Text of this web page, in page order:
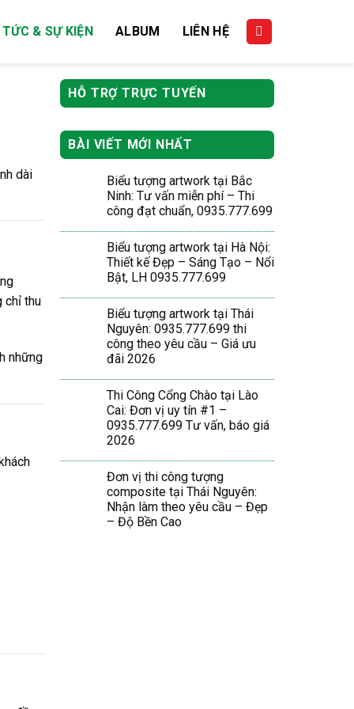
& SỰ KIỆN ALBUM LIÊN HỆ
dài
chỉ thu
những
HỖ TRỢ TRỰC TUYẾN
BÀI VIẾT MỚI NHẤT
Biểu tượng artwork tại Bắc
Ninh: Tư vấn miễn phí – Thi
công đạt chuẩn, 0935.777.699
Biểu tượng artwork tại Hà Nội:
Thiết kế Đẹp – Sáng Tạo – Nổi
Bật, LH 0935.777.699
Biểu tượng artwork tại Thái
Nguyên: 0935.777.699 thi
công theo yêu cầu – Giá ưu
đãi 2026
Thi Công Cổng Chào tại Lào
Cai: Đơn vị uy tín #1 –
0935.777.699 Tư vấn, báo giá
2026
Đơn vị thi công tượng
composite tại Thái Nguyên:
Nhận làm theo yêu cầu – Đẹp
– Độ Bền Cao